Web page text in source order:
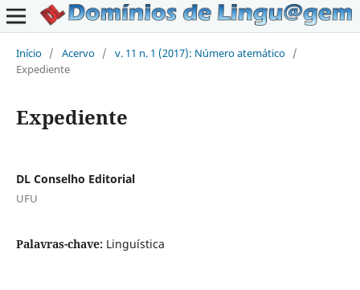
Início / Acervo / v. 11 n. 1 (2017): Número atemático /
Expediente
Expediente
DL Conselho Editorial
UFU
Palavras-chave: Linguística